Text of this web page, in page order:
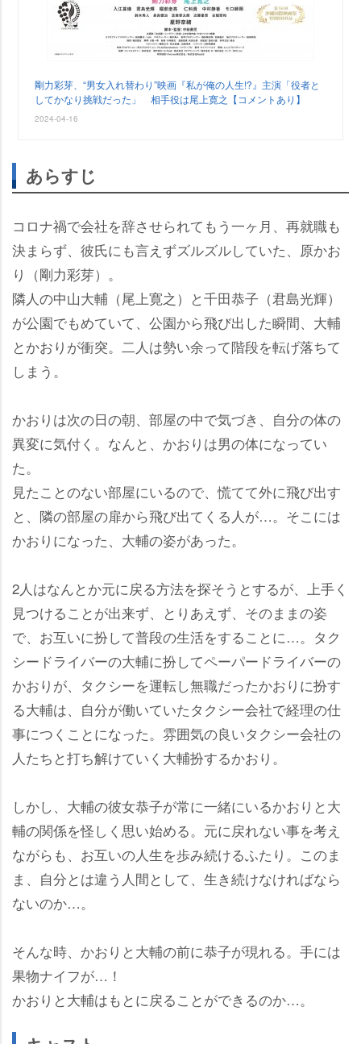
剛力彩芽、“男女入れ替わり”映画『私が俺の人生!?』主演「役者と
してかなり挑戦だった」 相手役は尾上寛之【コメントあり】
2024-04-16
あらすじ
コロナ禍で会社を辞させられてもう一ヶ月、再就職も
決まらず、彼氏にも言えずズルズルしていた、原かお
り（剛力彩芽）。
隣人の中山大輔（尾上寛之）と千田恭子（君島光輝）
が公園でもめていて、公園から飛び出した瞬間、大輔
とかおりが衝突。二人は勢い余って階段を転げ落ちて
しまう。
かおりは次の日の朝、部屋の中で気づき、自分の体の
異変に気付く。なんと、かおりは男の体になってい
た。
見たことのない部屋にいるので、慌てて外に飛び出す
と、隣の部屋の扉から飛び出てくる人が…。そこには
かおりになった、大輔の姿があった。
2人はなんとか元に戻る方法を探そうとするが、上手く
見つけることが出来ず、とりあえず、そのままの姿
で、お互いに扮して普段の生活をすることに…。タク
シードライバーの大輔に扮してペーパードライバーの
かおりが、タクシーを運転し無職だったかおりに扮す
る大輔は、自分が働いていたタクシー会社で経理の仕
事につくことになった。雰囲気の良いタクシー会社の
人たちと打ち解けていく大輔扮するかおり。
しかし、大輔の彼女恭子が常に一緒にいるかおりと大
輔の関係を怪しく思い始める。元に戻れない事を考え
ながらも、お互いの人生を歩み続けるふたり。このま
ま、自分とは違う人間として、生き続けなければなら
ないのか…。
そんな時、かおりと大輔の前に恭子が現れる。手には
果物ナイフが…！
かおりと大輔はもとに戻ることができるのか…。